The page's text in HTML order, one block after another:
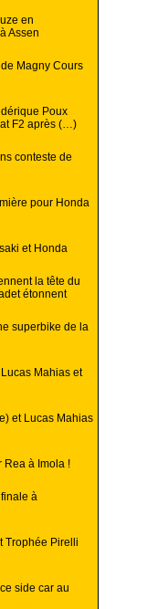
en
Assen
Magny Cours
Poux
F2 après (…)
conteste de
pour Honda
et Honda
la tête du
étonnent
superbike de la
Mahias et
et Lucas Mahias
Rea à Imola !
à
Trophée Pirelli
side car au